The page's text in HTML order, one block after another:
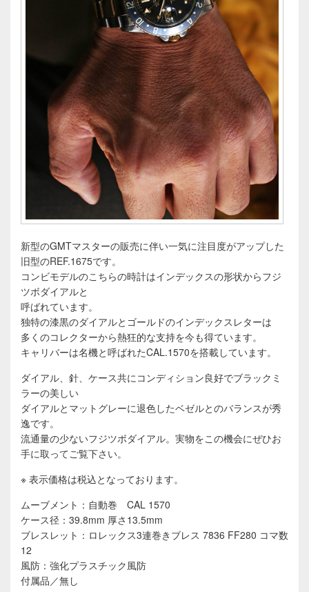
新型のGMTマスターの販売に伴い一気に注目度がアップした
旧型のREF.1675です。
コンビモデルのこちらの時計はインデックスの形状からフジ
ツボダイアルと
呼ばれています。
独特の漆黒のダイアルとゴールドのインデックスレターは
多くのコレクターから熱狂的な支持を今も得ています。
キャリバーは名機と呼ばれたCAL.1570を搭載しています。
ダイアル、針、ケース共にコンディション良好でブラックミ
ラーの美しい
ダイアルとマットグレーに退色したベゼルとのバランスが秀
逸です。
流通量の少ないフジツボダイアル。実物をこの機会にぜひお
手に取ってご覧下さい。
※ 表示価格は税込となっております。
ムーブメント：自動巻 CAL 1570
ケース径：39.8mm 厚さ13.5mm
ブレスレット：ロレックス3連巻きブレス 7836 FF280 コマ数
12
風防：強化プラスチック風防
付属品／無し